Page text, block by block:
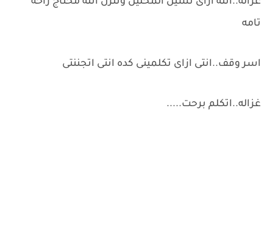
تامه
اسر وقف..انتى ازاى تكلمينى كده انتى اتجننتى
غزاله..اتكلم برحت.....